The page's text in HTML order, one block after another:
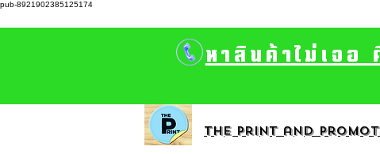
pub-8921902385125174
หาสินค้าไม่เจอ
The print and